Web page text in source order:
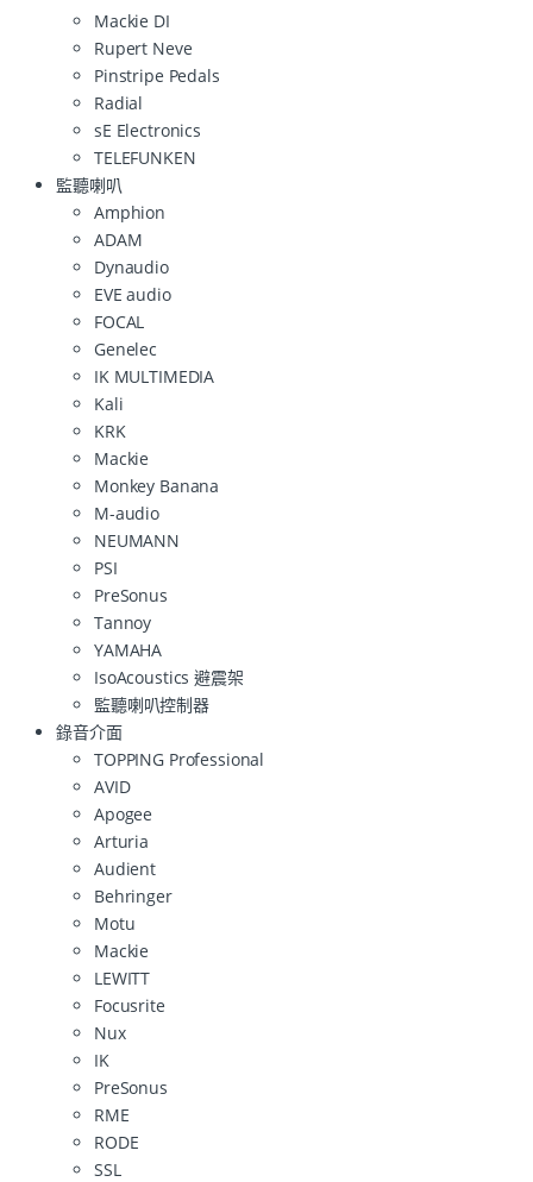
Mackie DI
Rupert Neve
Pinstripe Pedals
Radial
sE Electronics
TELEFUNKEN
監聽喇叭
Amphion
ADAM
Dynaudio
EVE audio
FOCAL
Genelec
IK MULTIMEDIA
Kali
KRK
Mackie
Monkey Banana
M-audio
NEUMANN
PSI
PreSonus
Tannoy
YAMAHA
IsoAcoustics 避震架
監聽喇叭控制器
錄音介面
TOPPING Professional
AVID
Apogee
Arturia
Audient
Behringer
Motu
Mackie
LEWITT
Focusrite
Nux
IK
PreSonus
RME
RODE
SSL